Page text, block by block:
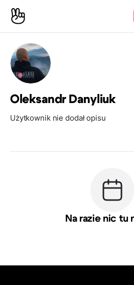
Oleksandr Danyliuk
Użytkownik nie dodał opisu
Na razie nic tu